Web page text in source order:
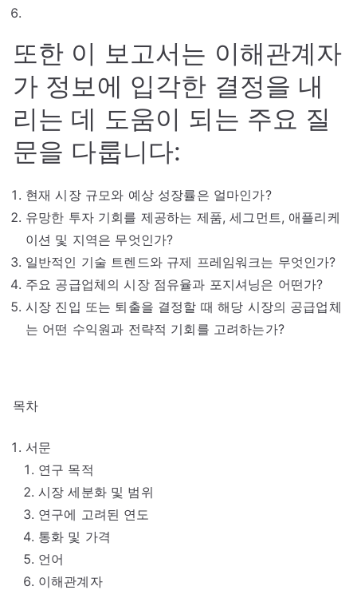
또한 이 보고서는 이해관계자
가 정보에 입각한 결정을 내
리는 데 도움이 되는 주요 질
문을 다룹니다:
현재 시장 규모와 예상 성장률은 얼마인가?
유망한 투자 기회를 제공하는 제품, 세그먼트, 애플리케
이션 및 지역은 무엇인가?
일반적인 기술 트렌드와 규제 프레임워크는 무엇인가?
주요 공급업체의 시장 점유율과 포지셔닝은 어떤가?
시장 진입 또는 퇴출을 결정할 때 해당 시장의 공급업체
는 어떤 수익원과 전략적 기회를 고려하는가?
목차
서문
연구 목적
시장 세분화 및 범위
연구에 고려된 연도
통화 및 가격
언어
이해관계자